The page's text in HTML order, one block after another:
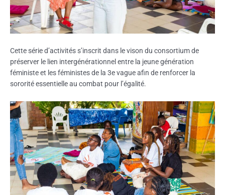
Cette série d’activités s’inscrit dans le vison du consortium de
préserver le lien intergénérationnel entre la jeune génération
féministe et les féministes de la 3e vague afin de renforcer la
sororité essentielle au combat pour l’égalité.